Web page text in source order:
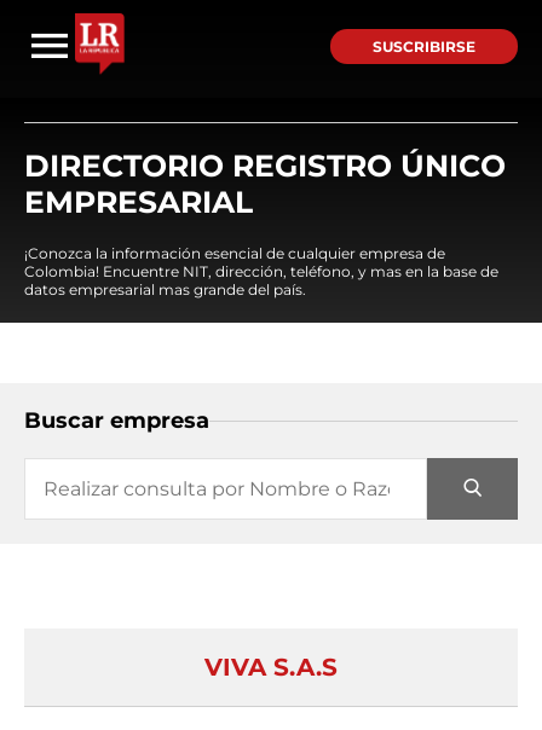
SUSCRIBIRSE
DIRECTORIO REGISTRO ÚNICO
EMPRESARIAL
¡Conozca la información esencial de cualquier empresa de
Colombia! Encuentre NIT, dirección, teléfono, y mas en la base de
datos empresarial mas grande del país.
Buscar empresa
VIVA S.A.S